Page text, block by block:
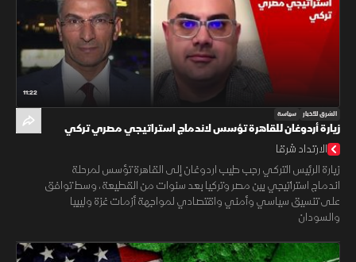
11:22
الشرق للأخبار سياسة
زيارة أردوغان للقاهرة تؤسس لاندماج استراتيجي مصري تركي
الارتداد شرقا
زيارة الرئيس التركي رجب طيب اردوغان إلى القاهرة تؤسس لمرحلة
اندماج استراتيجي بين مصر وتركيا بعد سنوات من القطيعة، وسط توافق
على تنسيق سياسي وأمني واقتصادي لمواجهة أزمات غزة وليبيا
والسودان